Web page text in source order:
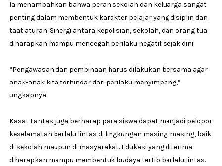
Ia menambahkan bahwa peran sekolah dan keluarga sangat
penting dalam membentuk karakter pelajar yang disiplin dan
taat aturan. Sinergi antara kepolisian, sekolah, dan orang tua
diharapkan mampu mencegah perilaku negatif sejak dini.
“Pengawasan dan pembinaan harus dilakukan bersama agar
anak-anak kita terhindar dari perilaku menyimpang,”
ungkapnya.
Kasat Lantas juga berharap para siswa dapat menjadi pelopor
keselamatan berlalu lintas di lingkungan masing-masing, baik
di sekolah maupun di masyarakat. Edukasi yang diterima
diharapkan mampu membentuk budaya tertib berlalu lintas.